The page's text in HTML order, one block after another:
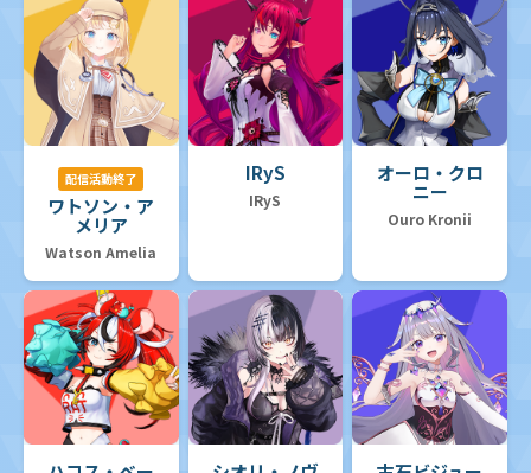
配信活動終了
ワトソン・ア
メリア
Watson Amelia
IRyS
IRyS
オーロ・クロ
ニー
Ouro Kronii